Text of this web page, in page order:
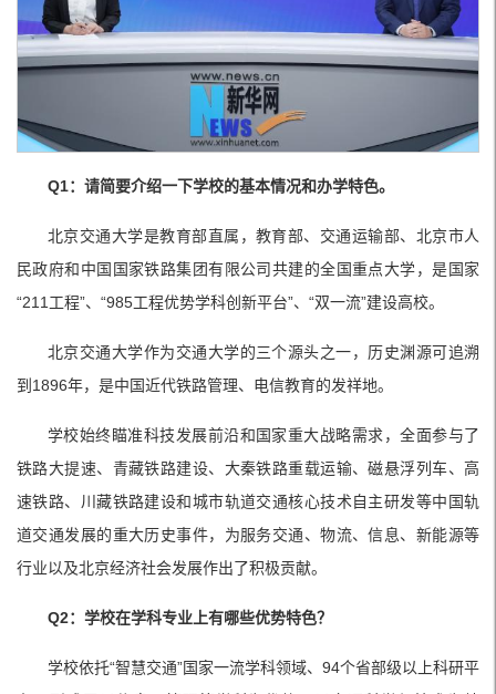
Q1：请简要介绍一下学校的基本情况和办学特色。
北京交通大学是教育部直属，教育部、交通运输部、北京市人
民政府和中国国家铁路集团有限公司共建的全国重点大学，是国家
“211工程”、“985工程优势学科创新平台”、“双一流”建设高校。
北京交通大学作为交通大学的三个源头之一，历史渊源可追溯
到1896年，是中国近代铁路管理、电信教育的发祥地。
学校始终瞄准科技发展前沿和国家重大战略需求，全面参与了
铁路大提速、青藏铁路建设、大秦铁路重载运输、磁悬浮列车、高
速铁路、川藏铁路建设和城市轨道交通核心技术自主研发等中国轨
道交通发展的重大历史事件，为服务交通、物流、信息、新能源等
行业以及北京经济社会发展作出了积极贡献。
Q2：学校在学科专业上有哪些优势特色？
学校依托“智慧交通”国家一流学科领域、94个省部级以上科研平